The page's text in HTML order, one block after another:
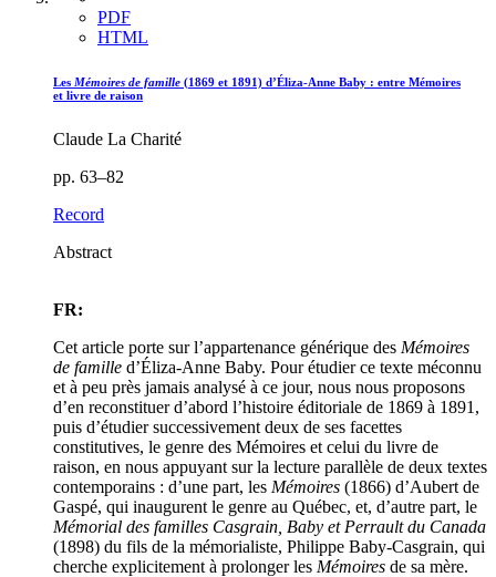
PDF
HTML
Les Mémoires de famille (1869 et 1891) d’Éliza-Anne Baby : entre Mémoires
et livre de raison
Claude La Charité
pp. 63–82
Record
Abstract
FR:
Cet article porte sur l’appartenance générique des Mémoires
de famille d’Éliza-Anne Baby. Pour étudier ce texte méconnu
et à peu près jamais analysé à ce jour, nous nous proposons
d’en reconstituer d’abord l’histoire éditoriale de 1869 à 1891,
puis d’étudier successivement deux de ses facettes
constitutives, le genre des Mémoires et celui du livre de
raison, en nous appuyant sur la lecture parallèle de deux textes
contemporains : d’une part, les Mémoires (1866) d’Aubert de
Gaspé, qui inaugurent le genre au Québec, et, d’autre part, le
Mémorial des familles Casgrain, Baby et Perrault du Canada
(1898) du fils de la mémorialiste, Philippe Baby-Casgrain, qui
cherche explicitement à prolonger les Mémoires de sa mère.